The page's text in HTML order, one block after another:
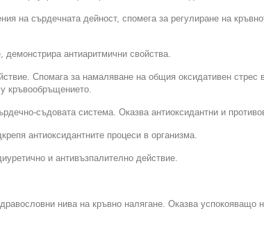
на сърдечната дейност, спомега за регулиране на
демонстрира антиаритмични свойства.
Спомага за намаляване на общия оксидативен стрес
кръвообръщението.
съдовата система. Оказва антиоксидантни и
антиоксидантните процеси в организма.
и антивъзпалително действие.
нива на кръвно налягане. Оказва успокояващо